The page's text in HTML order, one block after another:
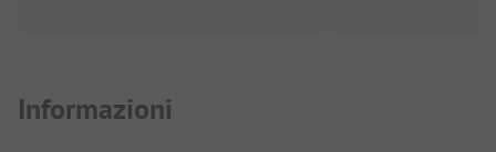
Informazioni